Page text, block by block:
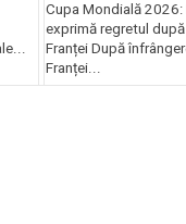
Cupa Mondială
exprimă regretul
Franței După
Franței...